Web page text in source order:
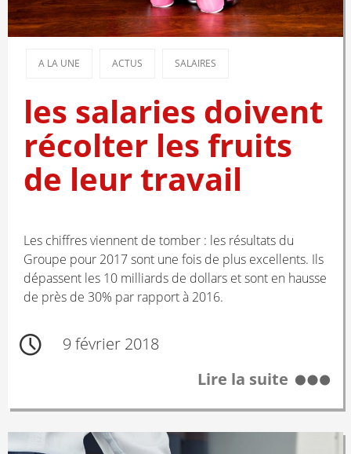
A LA UNE ACTUS SALAIRES
les salaries doivent
récolter les fruits
de leur travail
Les chiffres viennent de tomber : les résultats du
Groupe pour 2017 sont une fois de plus excellents. Ils
dépassent les 10 milliards de dollars et sont en hausse
de près de 30% par rapport à 2016.
9 février 2018
Lire la suite